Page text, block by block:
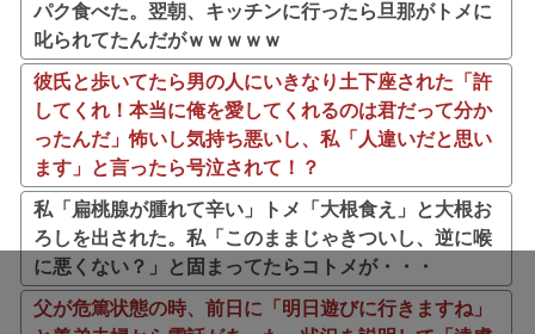
パク食べた。翌朝、キッチンに行ったら旦那がトメに
叱られてたんだがｗｗｗｗｗ
彼氏と歩いてたら男の人にいきなり土下座された「許
してくれ！本当に俺を愛してくれるのは君だって分か
ったんだ」怖いし気持ち悪いし、私「人違いだと思い
ます」と言ったら号泣されて！？
私「扁桃腺が腫れて辛い」トメ「大根食え」と大根お
ろしを出された。私「このままじゃきついし、逆に喉
に悪くない？」と固まってたらコトメが・・・
父が危篤状態の時、前日に「明日遊びに行きますね」